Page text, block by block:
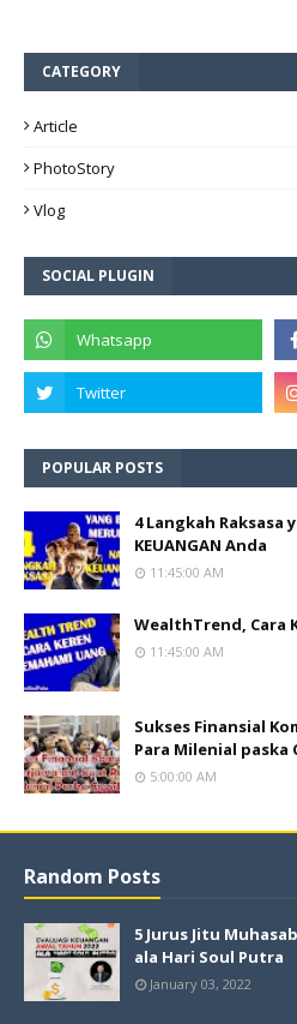
CATEGORY
Article
PhotoStory
Vlog
SOCIAL PLUGIN
POPULAR POSTS
4 Langkah Raksasa
KEUANGAN Anda
11:45:00 AM
WealthTrend, Cara
11:45:00 AM
Sukses Finansial
Para Milenial paska
5:00:00 AM
Random Posts
5 Jurus Jitu
ala Hari Soul Putra
January 03, 2022